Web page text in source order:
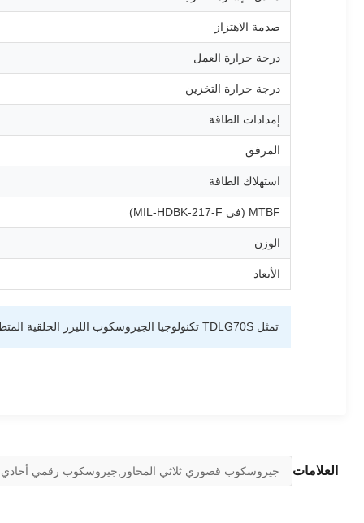
صدمة الاهتزاز
درجة حرارة العمل
درجة حرارة التخزين
إمدادات الطاقة
المرفق
استهلاك الطاقة
MTBF (في MIL-HDBK-217-F)
الوزن
الأبعاد
تمثل TDLG70S تكنولوجيا الجيروسكوب الليزر الحلقية المتطورة، وتوفر دقة وموثوقية استثنائية لأكثر تطبيقات الملاحة الثابتة المتطلبة في مجال الطيران والفضاء،والمنصات الأرضية.
العلامات جيروسكوب قصوري ثلاثي المحاور,جيروسكوب رقمي